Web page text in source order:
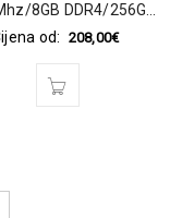
8GB DDR4/256GB
optic/Lenovo 65Watt
od: 208,00€